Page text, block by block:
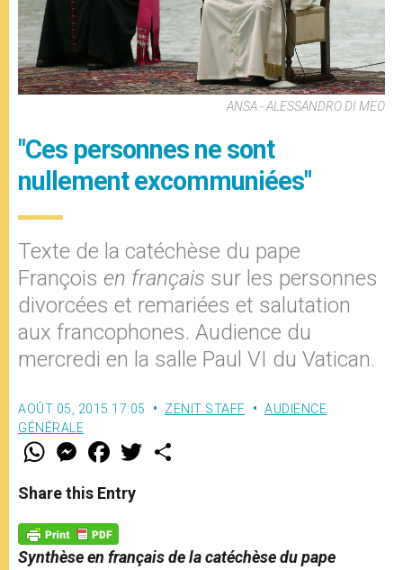
ANSA - ALESSANDRO DI MEO
"Ces personnes ne sont
nullement excommuniées"
Texte de la catéchèse du pape
François en français sur les personnes
divorcées et remariées et salutation
aux francophones. Audience du
mercredi en la salle Paul VI du Vatican.
AOÛT 05, 2015 17:05 ZENIT STAFF
AUDIENCE
GÉNÉRALE
W
t
s
p
p
M
e
s
e
g
e
r
F
a
e
b
o
k
w
Share this Entry
Synthèse en français de la catéchèse du pape